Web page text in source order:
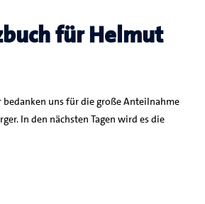
für Helmut
bedanken uns für die große Anteilnahme
In den nächsten Tagen wird es die